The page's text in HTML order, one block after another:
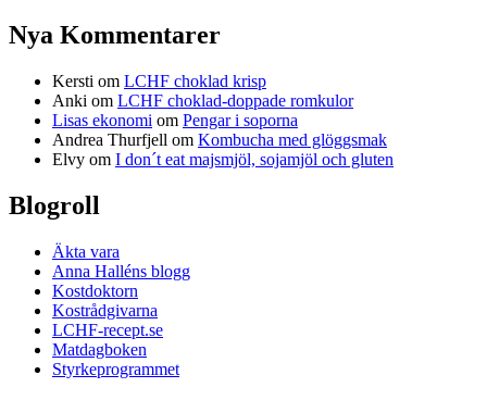
Nya Kommentarer
Kersti om LCHF choklad krisp
Anki om LCHF choklad-doppade romkulor
Lisas ekonomi om Pengar i soporna
Andrea Thurfjell om Kombucha med glöggsmak
Elvy om I don´t eat majsmjöl, sojamjöl och gluten
Blogroll
Äkta vara
Anna Halléns blogg
Kostdoktorn
Kostrådgivarna
LCHF-recept.se
Matdagboken
Styrkeprogrammet